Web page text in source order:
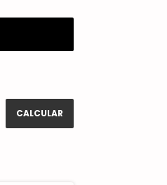
CALCULAR